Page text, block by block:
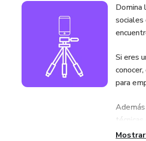
Domina
Si eres
para